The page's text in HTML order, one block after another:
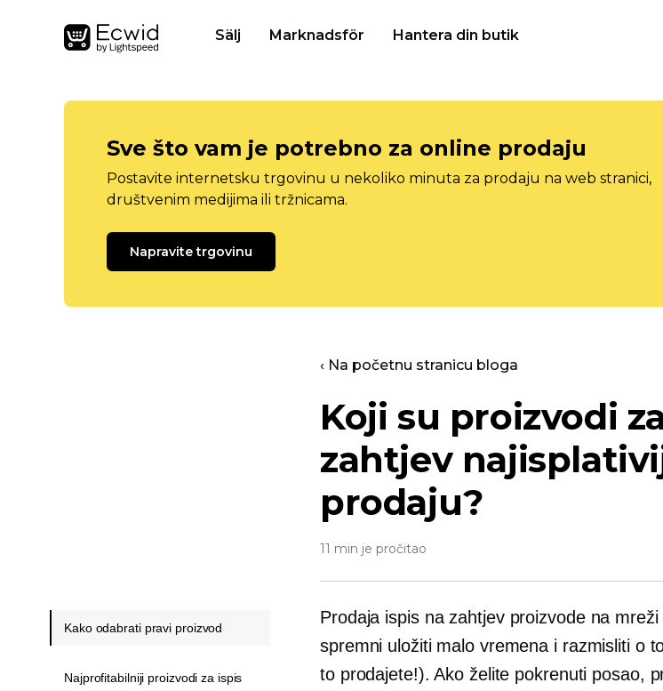
Sälj Marknadsför Hantera din butik
Sve što vam je potrebno za online prodaju
Postavite internetsku trgovinu u nekoliko minuta za prodaju na web stranici,
društvenim medijima ili tržnicama.
Napravite trgovinu
‹ Na početnu stranicu bloga
Koji su proizvodi
zahtjev
prodaju?
11 min je pročitao
Prodaja ispis na zahtjevproizvode na mreži
spremni uložiti malo vremena i razmisliti o
to prodajete!). Ako želite pokrenuti posao,
Kako odabrati pravi proizvod
Najprofitabilniji proizvodi za ispis